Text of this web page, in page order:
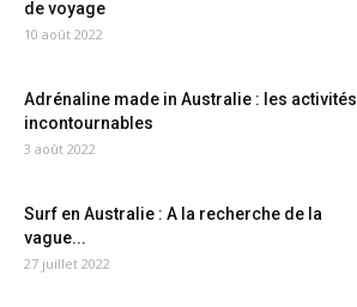
de voyage
10 août 2022
Adrénaline made in Australie : les activités
incontournables
3 août 2022
Surf en Australie : A la recherche de la
vague...
27 juillet 2022